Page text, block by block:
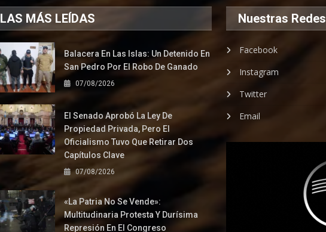
LAS MÁS LEÍDAS
Balacera En Las Islas: Un Detenido En
San Pedro Por El Robo De Ganado
07/08/2026
El Senado Aprobó La Ley De
Propiedad Privada, Pero El
Oficialismo Tuvo Que Retirar Dos
Capítulos Clave
07/08/2026
«La Patria No Se Vende»:
Multitudinaria Protesta Y Durísima
Represión En El Congreso
Nuestras Redes
Facebook
Instagram
Twitter
Email